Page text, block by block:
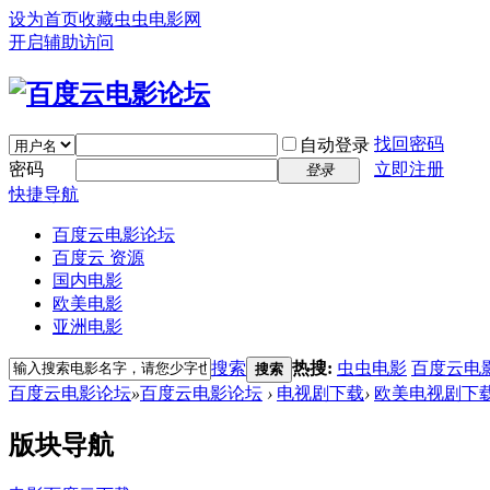
设为首页收藏虫虫电影网
开启辅助访问
自动登录 找回密码
密码
登录
立即注册
快捷导航
百度云电影论坛
百度云 资源
国内电影
欧美电影
亚洲电影
搜索 搜索 热搜: 虫虫电影 百度云电
百度云电影论坛»百度云电影论坛 › 电视剧下载› 欧美电视剧下
版块导航